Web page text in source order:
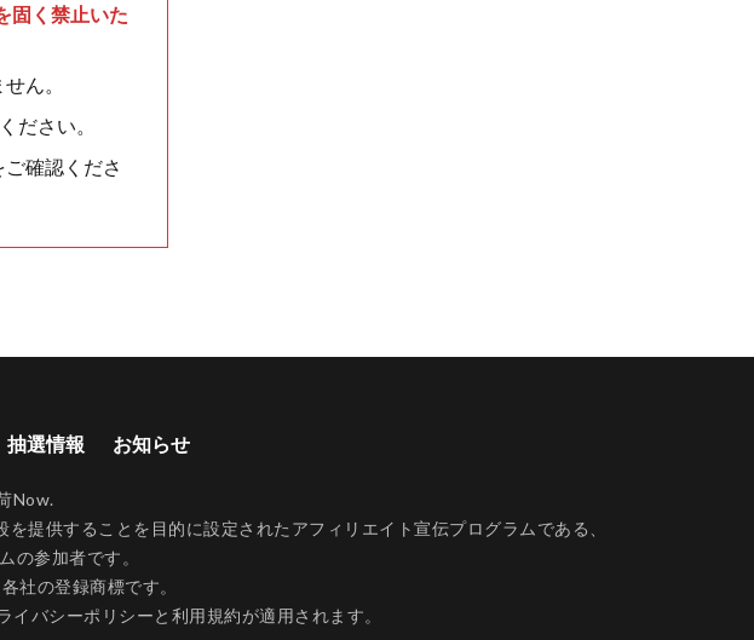
固く禁止いた
ん。
ださい。
確認くださ
抽選情報 お知らせ
Now.
提供することを目的に設定されたアフィリエイト宣伝プログラムである、
の参加者です。
社の登録商標です。
イバシーポリシーと 利用規約が適用されます。